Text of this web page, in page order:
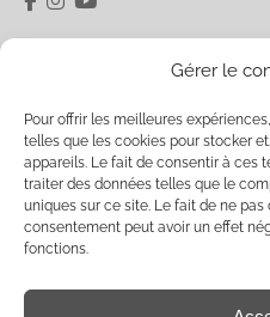
Gérer le
Pour offrir les meilleures
telles que les cookies pour stocker
appareils. Le fait de consentir à ces
traiter des données telles que le
uniques sur ce site. Le fait de ne
consentement peut avoir un effet
fonctions.
5 rue du Pâty 28400
Ouverture Vendredi /
rendez-vous
Veuillez entrer votre
newsletter :